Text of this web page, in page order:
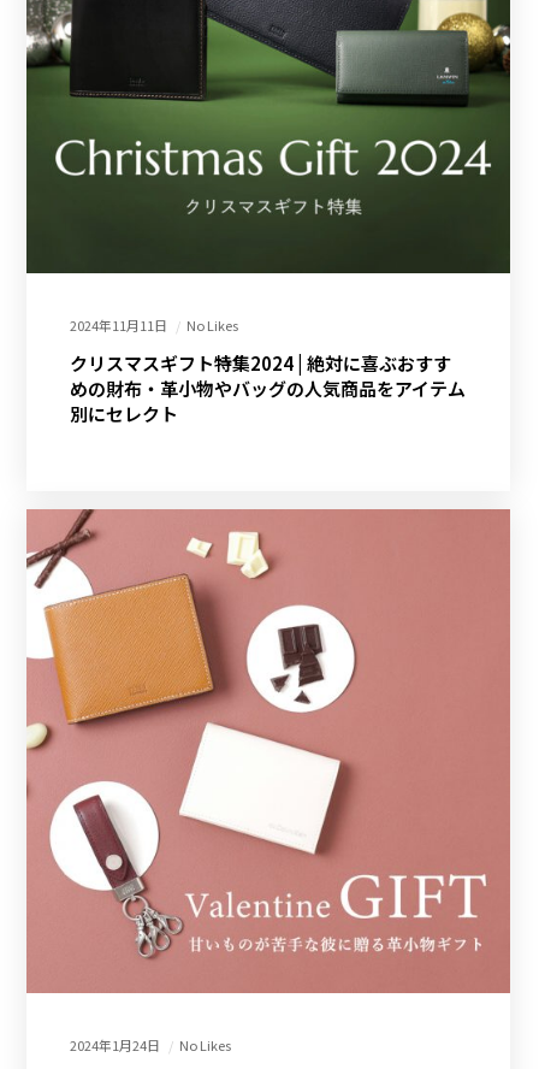
2024年11月11日 No Likes
クリスマスギフト特集2024 | 絶対に喜ぶおすす
めの財布・革小物やバッグの人気商品をアイテム
別にセレクト
2024年1月24日 No Likes